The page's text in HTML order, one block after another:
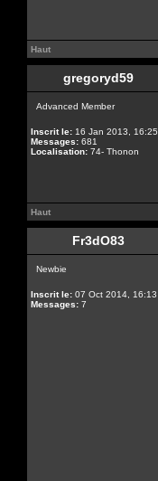
Haut
gregoryd59
Advanced Member
Inscrit le: 16 Jan 2013, 16:25
Messages: 681
Localisation: 74- Thonon
Haut
Fr3dO83
Newbie
Inscrit le: 07 Oct 2014, 16:13
Messages: 7